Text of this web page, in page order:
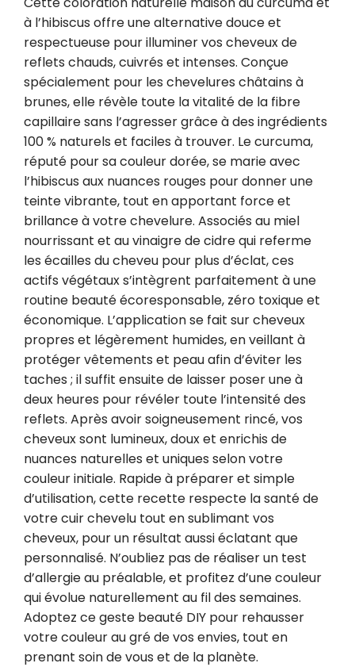
à l’hibiscus offre une alternative douce et
respectueuse pour illuminer vos cheveux de
reflets chauds, cuivrés et intenses. Conçue
spécialement pour les chevelures châtains à
brunes, elle révèle toute la vitalité de la fibre
capillaire sans l’agresser grâce à des ingrédients
100 % naturels et faciles à trouver. Le curcuma,
réputé pour sa couleur dorée, se marie avec
l’hibiscus aux nuances rouges pour donner une
teinte vibrante, tout en apportant force et
brillance à votre chevelure. Associés au miel
nourrissant et au vinaigre de cidre qui referme
les écailles du cheveu pour plus d’éclat, ces
actifs végétaux s’intègrent parfaitement à une
routine beauté écoresponsable, zéro toxique et
économique. L’application se fait sur cheveux
propres et légèrement humides, en veillant à
protéger vêtements et peau afin d’éviter les
taches ; il suffit ensuite de laisser poser une à
deux heures pour révéler toute l’intensité des
reflets. Après avoir soigneusement rincé, vos
cheveux sont lumineux, doux et enrichis de
nuances naturelles et uniques selon votre
couleur initiale. Rapide à préparer et simple
d’utilisation, cette recette respecte la santé de
votre cuir chevelu tout en sublimant vos
cheveux, pour un résultat aussi éclatant que
personnalisé. N’oubliez pas de réaliser un test
d’allergie au préalable, et profitez d’une couleur
qui évolue naturellement au fil des semaines.
Adoptez ce geste beauté DIY pour rehausser
votre couleur au gré de vos envies, tout en
prenant soin de vous et de la planète.